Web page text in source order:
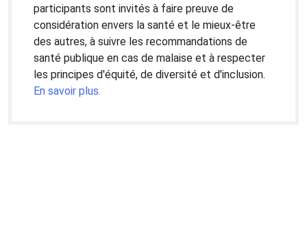
participants sont invités à faire preuve de
considération envers la santé et le mieux-être
des autres, à suivre les recommandations de
santé publique en cas de malaise et à respecter
les principes d'équité, de diversité et d'inclusion.
En savoir plus.